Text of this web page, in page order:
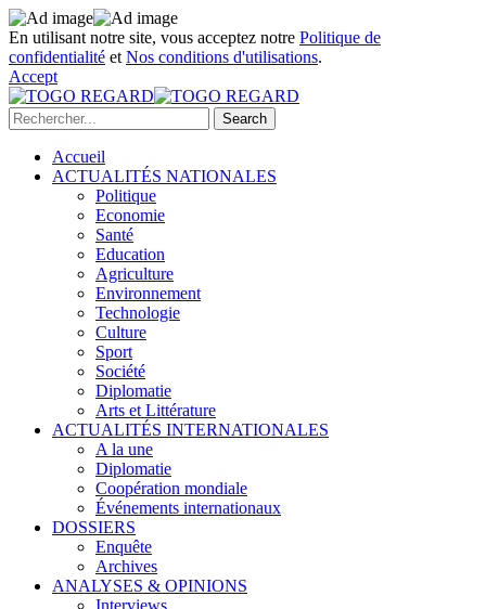
En utilisant notre site, vous acceptez notre Politique de
confidentialité et Nos conditions d'utilisations.
Accept
Accueil
ACTUALITÉS NATIONALES
Politique
Economie
Santé
Education
Agriculture
Environnement
Technologie
Culture
Sport
Société
Diplomatie
Arts et Littérature
ACTUALITÉS INTERNATIONALES
A la une
Diplomatie
Coopération mondiale
Événements internationaux
DOSSIERS
Enquête
Archives
ANALYSES & OPINIONS
Interviews